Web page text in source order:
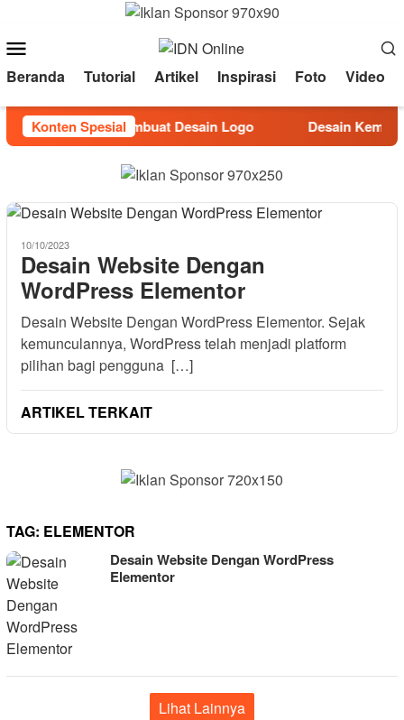
kontenMobile
Beranda Tutorial Artikel Inspirasi Foto Video
Konten Spesial
Tutorial Membuat Desain Logo Desain
10/10/2023
Desain Website Dengan
WordPress Elementor
Desain Website Dengan WordPress Elementor. Sejak
kemunculannya, WordPress telah menjadi platform
pilihan bagi pengguna […]
ARTIKEL TERKAIT
TAG: ELEMENTOR
Desain Website Dengan WordPress
Elementor
Lihat Lainnya